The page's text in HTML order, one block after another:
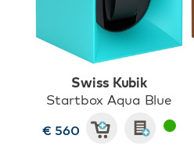
Swiss Kubik
Startbox Aqua Blue
€ 560